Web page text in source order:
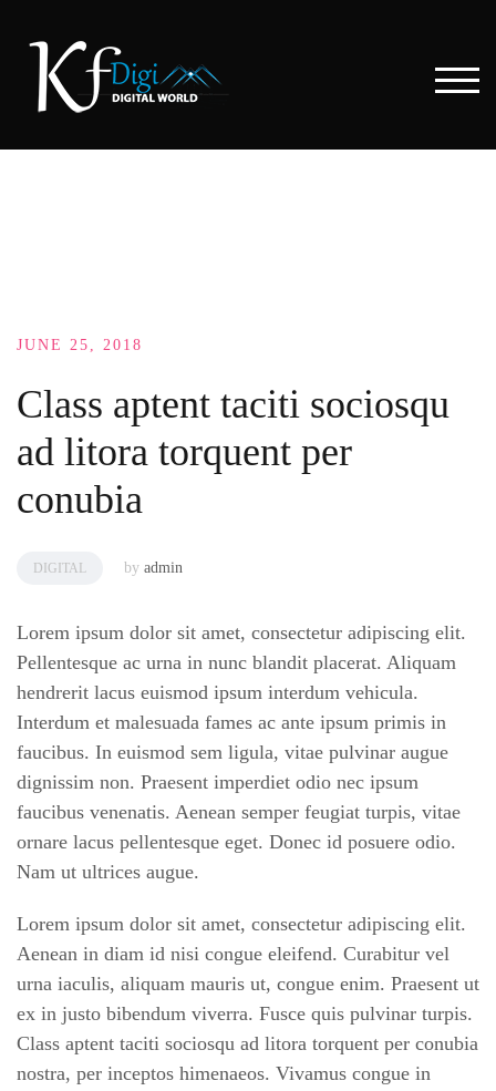
content
JUNE 25, 2018
Class aptent taciti sociosqu
ad litora torquent per
conubia
DIGITAL by admin
Lorem ipsum dolor sit amet, consectetur adipiscing elit.
Pellentesque ac urna in nunc blandit placerat. Aliquam
hendrerit lacus euismod ipsum interdum vehicula.
Interdum et malesuada fames ac ante ipsum primis in
faucibus. In euismod sem ligula, vitae pulvinar augue
dignissim non. Praesent imperdiet odio nec ipsum
faucibus venenatis. Aenean semper feugiat turpis, vitae
ornare lacus pellentesque eget. Donec id posuere odio.
Nam ut ultrices augue.
Lorem ipsum dolor sit amet, consectetur adipiscing elit.
Aenean in diam id nisi congue eleifend. Curabitur vel
urna iaculis, aliquam mauris ut, congue enim. Praesent ut
ex in justo bibendum viverra. Fusce quis pulvinar turpis.
Class aptent taciti sociosqu ad litora torquent per conubia
nostra, per inceptos himenaeos. Vivamus congue in